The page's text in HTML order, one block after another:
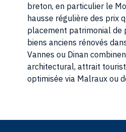
breton, en particulier le
hausse régulière des prix
placement patrimonial de
biens anciens rénovés
Vannes ou Dinan
architectural, attrait
optimisée via Malraux ou
et